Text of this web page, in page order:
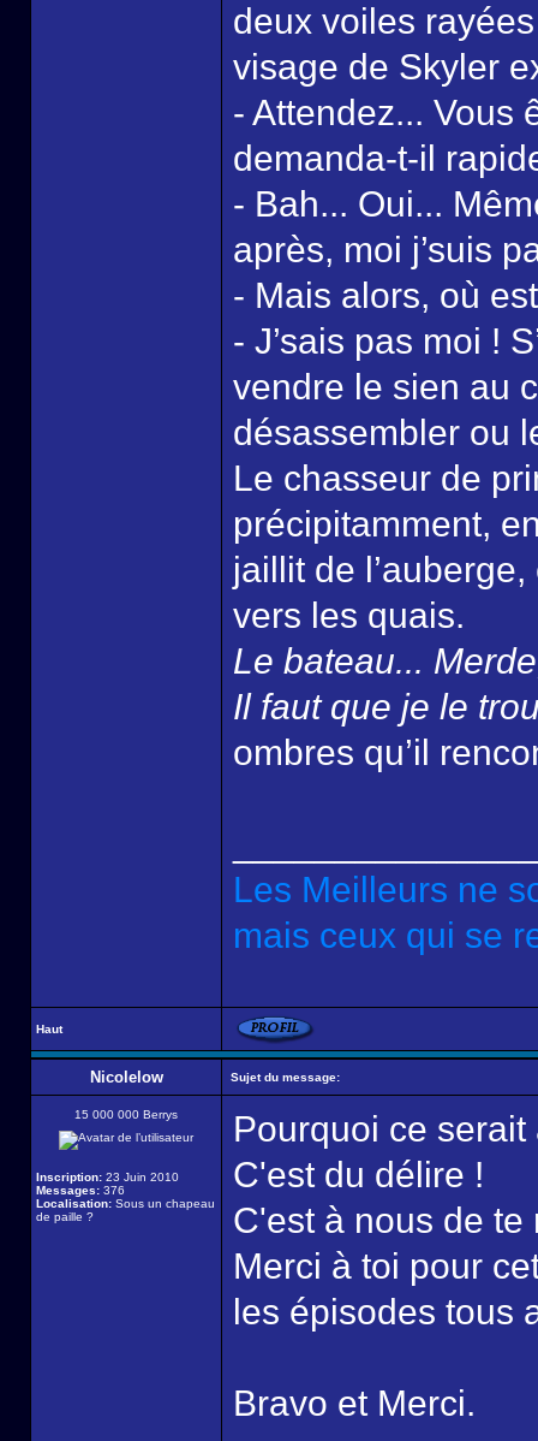
deux voiles
visage de Skyler
- Attendez... Vous
demanda-t-il
- Bah... Oui...
après, moi j’suis
- Mais alors, où
- J’sais pas moi !
vendre le sien au
désassembler ou
Le chasseur de
précipitamment,
jaillit de
vers les quais.
Le bateau...
Il faut que je le
ombres qu’il
Les Meilleurs ne
mais ceux qui se
Haut
Nicolelow Sujet du message:
15 000 000 Berrys
Inscription: 23 Juin 2010
Messages: 376
Localisation: Sous un chapeau
de paille ?
Pourquoi ce
C'est du délire !
C'est à nous de te
Merci à toi pour
les épisodes tous
Bravo et Merci.